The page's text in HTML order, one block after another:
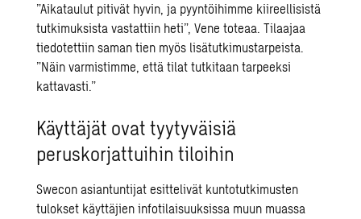
”Aikataulut pitivät hyvin, ja pyyntöihimme kiireellisistä
tutkimuksista vastattiin heti”, Vene toteaa. Tilaajaa
tiedotettiin saman tien myös lisätutkimustarpeista.
”Näin varmistimme, että tilat tutkitaan tarpeeksi
kattavasti.”
Käyttäjät ovat tyytyväisiä
peruskorjattuihin tiloihin
Swecon asiantuntijat esittelivät kuntotutkimusten
tulokset käyttäjien infotilaisuuksissa muun muassa